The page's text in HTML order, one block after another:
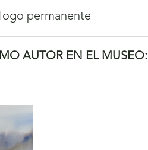
permanente
AUTOR EN EL MUSEO: